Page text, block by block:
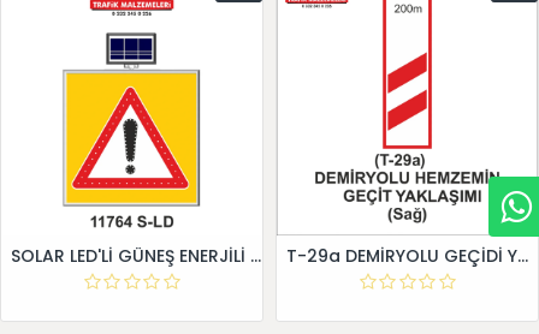
SOLAR LED'Lİ GÜNEŞ ENERJİLİ LEVHA T-29a DEMİRYOLU GEÇİDİ YAKLAŞIM LEVHALARI (Sağ)